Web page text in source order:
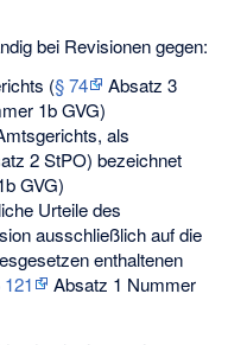
bei Revisionen gegen:
(§ 74
Absatz 3
1b GVG)
als
2 StPO) bezeichnet
GVG)
Urteile des
ausschließlich auf die
enthaltenen
Absatz 1 Nummer